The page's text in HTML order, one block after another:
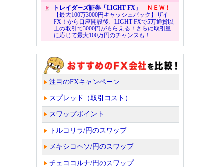
トレイダーズ証券「LIGHT FX」
ＮＥＷ！
【最大100万3000円キャッシュバック】ザイ
FX！から口座開設後、LIGHT FXで5万通貨以
上の取引で3000円がもらえる！さらに取引量
に応じて最大100万円のチャンスも！
注目のFXキャンペーン
スプレッド（取引コスト）
スワップポイント
トルコリラ/円のスワップ
メキシコペソ/円のスワップ
チェココルナ/円のスワップ